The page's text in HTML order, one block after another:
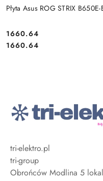
Płyta Asus ROG STRIX
Cena:
1660.64
Cena:
1660.64
tri-elektro.pl
tri-group
Obrońców Modlina 5